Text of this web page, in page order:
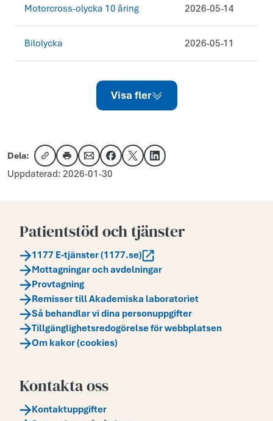
Motorcross-olycka 10 åring 2026-05-14
Bilolycka 2026-05-11
Visa fler
Dela:
Kopiera länk
Skriv utDela via e-post
Dela på Facebook
Dela på XDela på LinkedIn
Uppdaterad: 2026-01-30
Patientstöd och tjänster
1177 E-tjänster (1177.se)
Mottagningar och avdelningar
Provtagning
Remisser till Akademiska laboratoriet
Så behandlar vi dina personuppgifter
Tillgänglighetsredogörelse för webbplatsen
Om kakor (cookies)
Kontakta oss
Kontaktuppgifter